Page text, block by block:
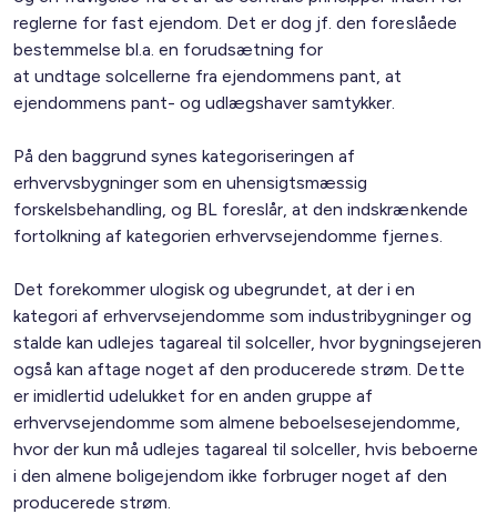
reglerne for fast ejendom. Det er dog jf. den foreslåede
bestemmelse bl.a. en forudsætning for
at undtage solcellerne fra ejendommens pant, at
ejendommens pant- og udlægshaver samtykker.
På den baggrund synes kategoriseringen af
erhvervsbygninger som en uhensigtsmæssig
forskelsbehandling, og BL foreslår, at den indskrænkende
fortolkning af kategorien erhvervsejendomme fjernes.
Det forekommer ulogisk og ubegrundet, at der i en
kategori af erhvervsejendomme som industribygninger og
stalde kan udlejes tagareal til solceller, hvor bygningsejeren
også kan aftage noget af den producerede strøm. Dette
er imidlertid udelukket for en anden gruppe af
erhvervsejendomme som almene beboelsesejendomme,
hvor der kun må udlejes tagareal til solceller, hvis beboerne
i den almene boligejendom ikke forbruger noget af den
producerede strøm.